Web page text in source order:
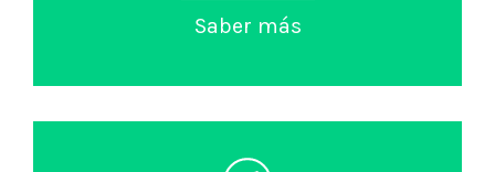
Saber más